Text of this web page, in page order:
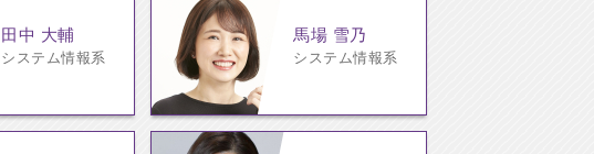
田中 大輔
システム情報系
馬場 雪乃
システム情報系